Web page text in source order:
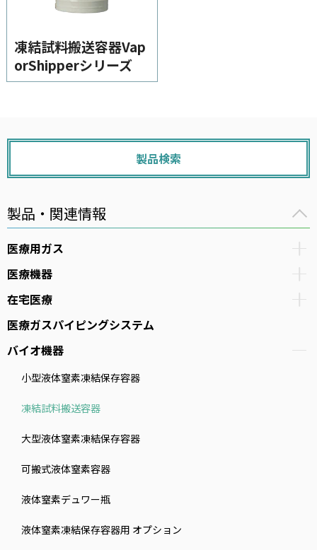
イベント・セミナー
凍結試料搬送容器Vap
orShipperシリーズ
製品検索
製品・関連情報
医療用ガス
医療機器
在宅医療
医療ガスパイピングシステム
バイオ機器
小型液体窒素凍結保存容器
凍結試料搬送容器
大型液体窒素凍結保存容器
可搬式液体窒素容器
液体窒素デュワー瓶
液体窒素凍結保存容器用 オプション